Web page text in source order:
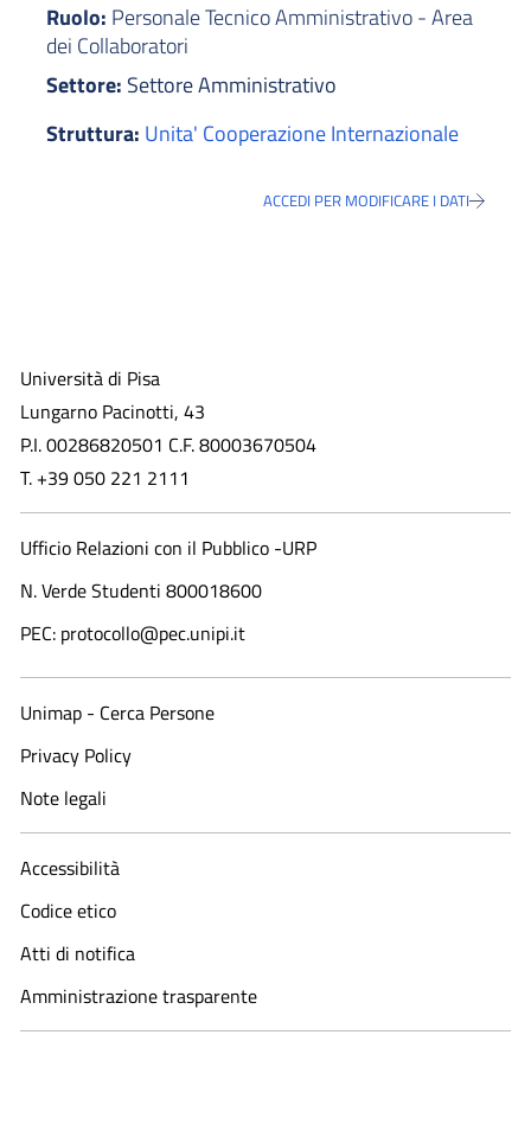
Ruolo: Personale Tecnico Amministrativo - Area
dei Collaboratori
Settore: Settore Amministrativo
Struttura: Unita' Cooperazione Internazionale
ACCEDI PER MODIFICARE I DATI
Università di Pisa
Lungarno Pacinotti, 43
P.I. 00286820501 C.F. 80003670504
T. +39 050 221 2111
Ufficio Relazioni con il Pubblico -URP
N. Verde Studenti 800018600​
PEC: protocollo@pec.unipi.it
Unimap - Cerca Persone
Privacy Policy
Note legali
Accessibilità
Codice etico
Atti di notifica
Amministrazione trasparente